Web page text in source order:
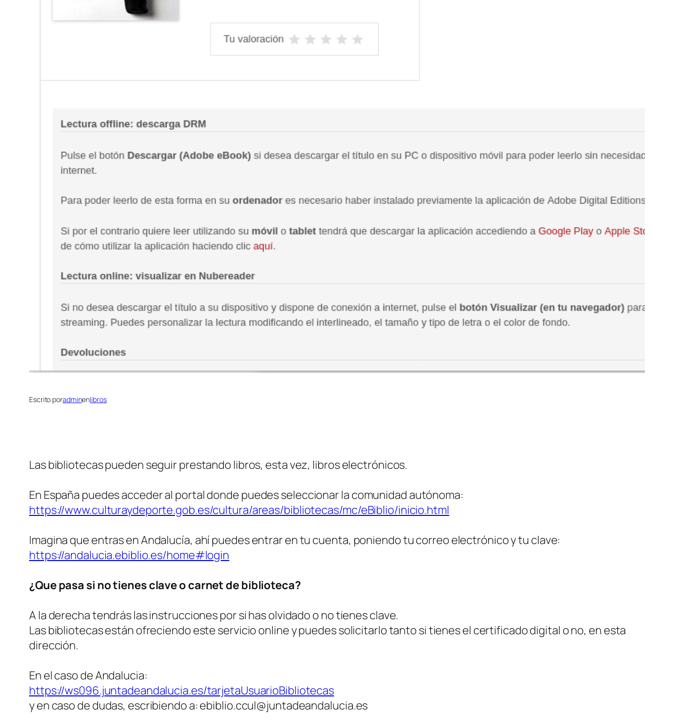
Escrito poradminenlibros
Las bibliotecas pueden seguir prestando libros, esta vez, libros electrónicos.
En España puedes acceder al portal donde puedes seleccionar la comunidad autónoma:
https://www.culturaydeporte.gob.es/cultura/areas/bibliotecas/mc/eBiblio/inicio.html
Imagina que entras en Andalucía, ahí puedes entrar en tu cuenta, poniendo tu correo electrónico y tu clave:
https://andalucia.ebiblio.es/home#login
¿Que pasa si no tienes clave o carnet de biblioteca?
A la derecha tendrás las instrucciones por si has olvidado o no tienes clave.
Las bibliotecas están ofreciendo este servicio online y puedes solicitarlo tanto si tienes el certificado digital o no, en esta
dirección.
En el caso de Andalucia:
https://ws096.juntadeandalucia.es/tarjetaUsuarioBibliotecas
y en caso de dudas, escribiendo a: ebiblio.ccul@juntadeandalucia.es